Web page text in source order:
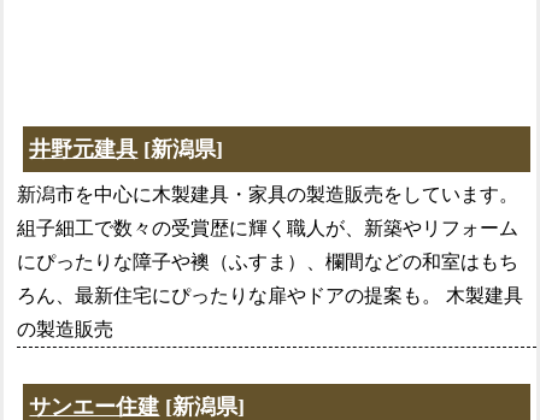
井野元建具 [新潟県]
新潟市を中心に木製建具・家具の製造販売をしています。
組子細工で数々の受賞歴に輝く職人が、新築やリフォーム
にぴったりな障子や襖（ふすま）、欄間などの和室はもち
ろん、最新住宅にぴったりな扉やドアの提案も。 木製建具
の製造販売
サンエー住建 [新潟県]